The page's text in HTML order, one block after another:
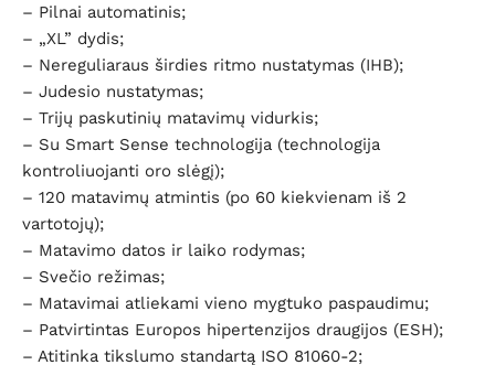
– Pilnai automatinis;
– „XL” dydis;
– Nereguliaraus širdies ritmo nustatymas (IHB);
– Judesio nustatymas;
– Trijų paskutinių matavimų vidurkis;
– Su Smart Sense technologija (technologija
kontroliuojanti oro slėgį);
– 120 matavimų atmintis (po 60 kiekvienam iš 2
vartotojų);
– Matavimo datos ir laiko rodymas;
– Svečio režimas;
– Matavimai atliekami vieno mygtuko paspaudimu;
– Patvirtintas Europos hipertenzijos draugijos (ESH);
– Atitinka tikslumo standartą ISO 81060-2;